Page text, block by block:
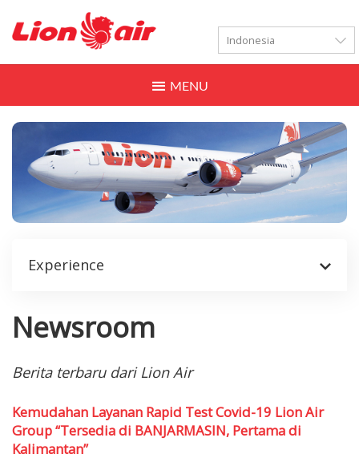
Toggle
Experience
Newsroom
Berita terbaru dari Lion Air
Kemudahan Layanan Rapid Test Covid-19 Lion Air
Group “Tersedia di BANJARMASIN, Pertama di
Kalimantan”